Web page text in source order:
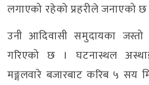
लगाएको रहेको प्रहरीले जनाएको छ
उनी आदिवासी समुदायका
गरिएको छ । घटनास्थल
मङ्गलवारे बजारबाट करिब ५ सय